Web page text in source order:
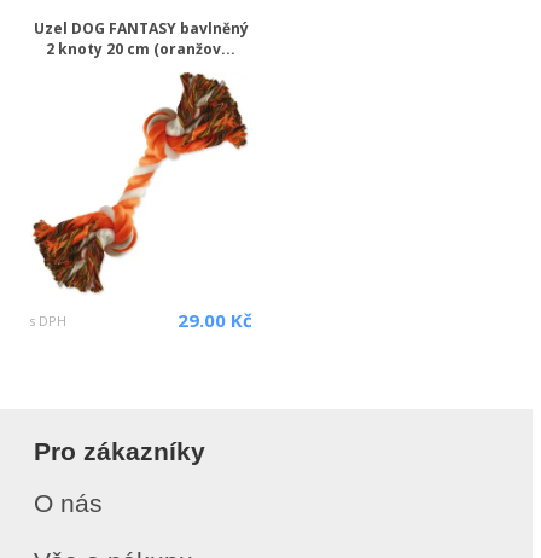
Uzel DOG FANTASY bavlněný
2 knoty 20 cm (oranžov...
s DPH 29.00 Kč
Pro zákazníky
O nás